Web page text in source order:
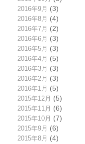
2016年9月 (3)
2016年8月 (4)
2016年7月 (2)
2016年6月 (3)
2016年5月 (3)
2016年4月 (5)
2016年3月 (3)
2016年2月 (3)
2016年1月 (5)
2015年12月 (5)
2015年11月 (6)
2015年10月 (7)
2015年9月 (6)
2015年8月 (4)